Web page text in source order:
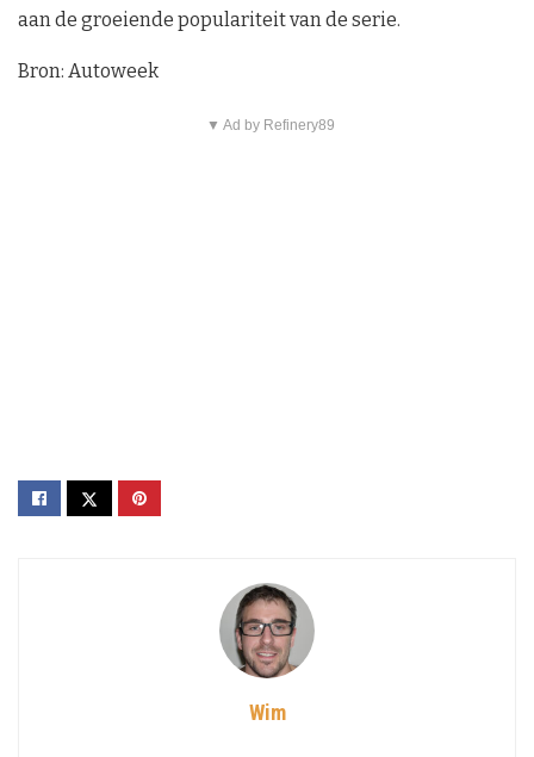
aan de groeiende populariteit van de serie.
Bron: Autoweek
▼ Ad by Refinery89
Wim